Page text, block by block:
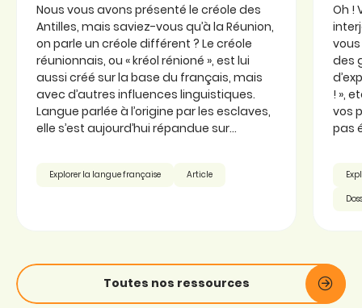
Nous vous avons présenté le créole des
Antilles, mais saviez-vous qu’à la Réunion,
on parle un créole différent ? Le créole
réunionnais, ou « kréol rénioné », est lui
aussi créé sur la base du français, mais
avec d’autres influences linguistiques.
Langue parlée à l’origine par les esclaves,
elle s’est aujourd’hui répandue sur...
Explorer la langue française Article
Oh !
des
! »,
vos
pas
Toutes nos ressources